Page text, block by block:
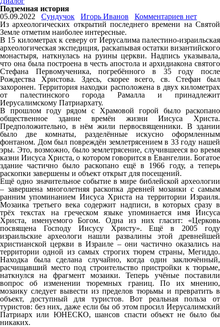
Подземная история
05.09.2022
Сундучок Игорь Иванов
Комментариев нет
Из археологических открытий последнего времени на Святой
Земле отметим наиболее интересные.
В 15 километрах к северу от Иерусалима палестино-израильская
археологическая экспедиция, раскапывая остатки византийского
монастыря, наткнулась на руины церкви. Надпись указывала,
что она была построена в честь апостола и архидиакона святого
Стефана Первомученика, погребённого в 35 году после
Рождества Христова. Здесь, скорее всего, св. Стефан был
захоронен. Территория находки расположена в двух километрах
от палестинского города Рамалла и принадлежит
Иерусалимскому Патриархату.
В прошлом году рядом с Храмовой горой было раскопано
общественное здание времён жизни Иисуса Христа.
Предположительно, в нём жили первосвященники. В здании
было две комнаты, разделённые искусно оформленным
фонтаном. Дом был повреждён землетрясением в 33 году нашей
эры. Это, возможно, было землетрясение, случившееся во время
казни Иисуса Христа, о котором говорится в Евангелии. Богатое
здание частично было раскопано ещё в 1966 году, а теперь
раскопки завершены и объект открыт для посещений.
Ещё одно значительное событие в мире библейской археологии
– завершена многолетняя раскопка древней мозаики с самым
ранним упоминанием Иисуса Христа на территории Израиля.
Мозаика третьего века содержит надписи, в которых сразу в
трёх текстах на греческом языке упоминается имя Иисуса
Христа, именуемого Богом. Одна из них гласит: «Церковь
посвящена Господу Иисусу Христу». Ещё в 2005 году
израильские археологи нашли развалины этой древнейшей
христианской церкви в Израиле – они частично оказались на
территории одной из самых строгих тюрем страны, Мегиддо.
Находка была сделана случайно, когда один заключённый,
расчищавший место под строительство пристройки к тюрьме,
наткнулся на фрагмент мозаики. Теперь учёные поставили
вопрос об изменении тюремных границ. По их мнению,
мозаику следует вывести из пределов тюрьмы и превратить в
объект, доступный для туристов. Вот реальная польза от
туристов: без них, даже если бы об этом просил Иерусалимский
Патриарх или ЮНЕСКО, шансов спасти объект не было бы
никаких.